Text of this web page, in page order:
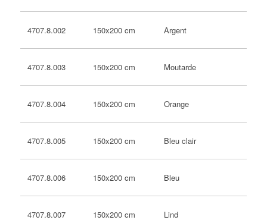
4707.8.002 150x200 cm Argent
4707.8.003 150x200 cm Moutarde
4707.8.004 150x200 cm Orange
4707.8.005 150x200 cm Bleu clair
4707.8.006 150x200 cm Bleu
4707.8.007 150x200 cm Lind